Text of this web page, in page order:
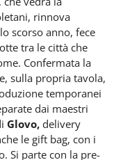
rinnova
scorso anno, fece
tra le città che
Confermata la
sulla propria tavola,
temporanei
dai maestri
Glovo, delivery
le gift bag, con i
Si parte con la pre-